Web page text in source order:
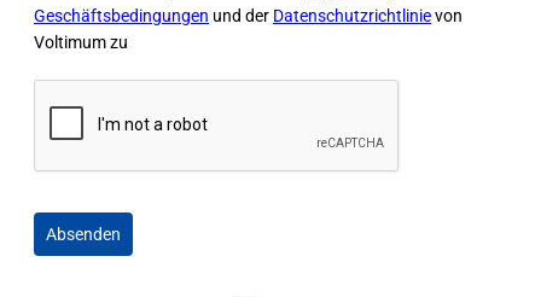
Geschäftsbedingungen und der Datenschutzrichtlinievon
Voltimum zu
Absenden